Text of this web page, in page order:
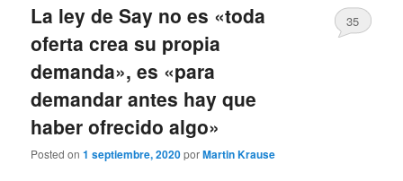
La ley de Say no es «toda
oferta crea su propia
demanda», es «para
demandar antes hay que
haber ofrecido algo»
Posted on1 septiembre, 2020porMartin Krause
35